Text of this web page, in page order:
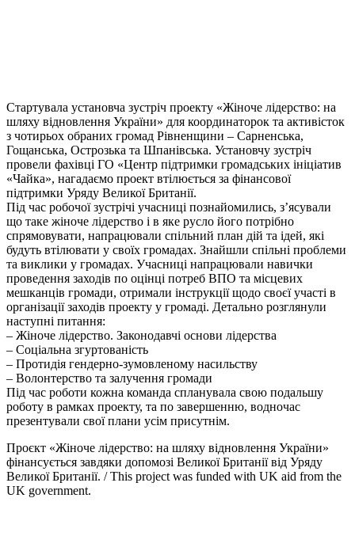
Стартувала установча зустріч проекту «Жіноче лідерство: на
шляху відновлення України» для координаторок та активісток
з чотирьох обраних громад Рівненщини – Сарненська,
Гощанська, Острозька та Шпанівська. Установчу зустріч
провели фахівці ГО «Центр підтримки громадських ініціатив
«Чайка», нагадаємо проект втілюється за фінансової
підтримки Уряду Великої Британії.
Під час робочої зустрічі учасниці познайомились, з’ясували
що таке жіноче лідерство і в яке русло його потрібно
спрямовувати, напрацювали спільний план дій та ідей, які
будуть втілювати у своїх громадах. Знайшли спільні проблеми
та виклики у громадах. Учасниці напрацювали навички
проведення заходів по оцінці потреб ВПО та місцевих
мешканців громади, отримали інструкції щодо своєї участі в
організації заходів проекту у громаді. Детально розглянули
наступні питання:
– Жіноче лідерство. Законодавчі основи лідерства
– Соціальна згуртованість
– Протидія гендерно-зумовленому насильству
– Волонтерство та залучення громади
Під час роботи кожна команда спланувала свою подальшу
роботу в рамках проекту, та по завершенню, водночас
презентували свої плани усім присутнім.
Проєкт «Жіноче лідерство: на шляху відновлення України»
фінансується завдяки допомозі Великої Британії від Уряду
Великої Британії. / This project was funded with UK aid from the
UK government.